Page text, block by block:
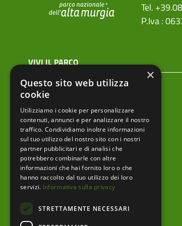
Tel.
P.Iva :
menu top footer
VIVI IL PARCO
Prenota la tua visita
Ciclovie
Vivere i parchi in sicurezza
Mappa tecnica
×
Questo sito web utilizza
cookie
Utilizziamo i cookie per personalizzare
contenuti, annunci e per analizzare il nostro
traffico. Condividiamo inoltre informazioni
sul tuo utilizzo del nostro sito con i nostri
partner pubblicitari e di analisi che
potrebbero combinarle con altre
informazioni che hai fornito loro o che
hanno raccolto dal tuo utilizzo dei loro
servizi. Informativa sulla privacy
STRETTAMENTE NECESSARI